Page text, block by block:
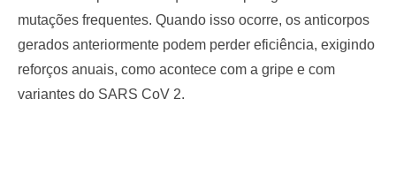
mutações frequentes. Quando isso ocorre, os anticorpos
gerados anteriormente podem perder eficiência, exigindo
reforços anuais, como acontece com a gripe e com
variantes do SARS CoV 2.